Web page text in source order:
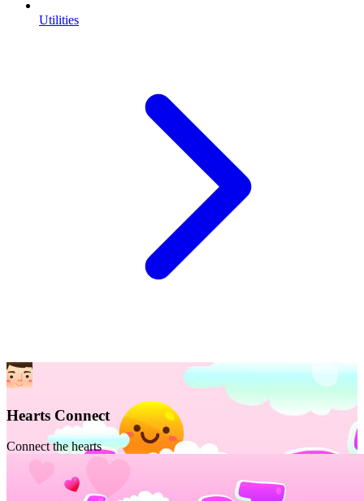
Utilities
Hearts Connect
Connect the hearts